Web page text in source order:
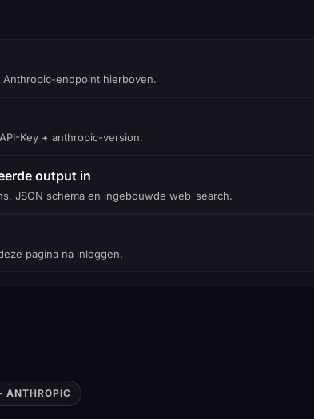
Anthropic-endpoint hierboven.
Key + anthropic-version.
output in
JSON schema en ingebouwde web_search.
pagina na inloggen.
ANTHROPIC